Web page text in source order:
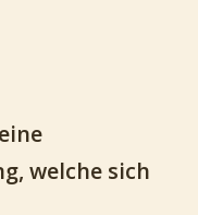
welche sich